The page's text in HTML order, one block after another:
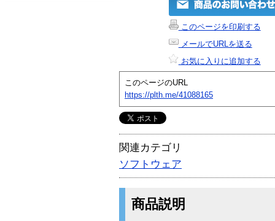
このページを印刷する
メールでURLを送る
お気に入りに追加する
このページのURL
https://plth.me/41088165
関連カテゴリ
ソフトウェア
商品説明